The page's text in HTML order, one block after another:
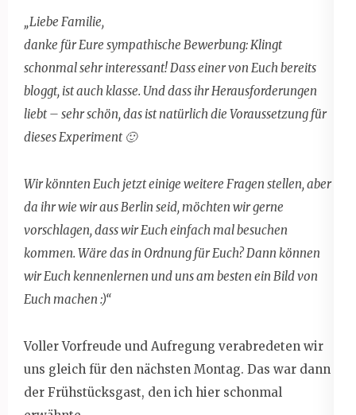
„Liebe Familie,
danke für Eure sympathische Bewerbung: Klingt
schonmal sehr interessant! Dass einer von Euch bereits
bloggt, ist auch klasse. Und dass ihr Herausforderungen
liebt – sehr schön, das ist natürlich die Voraussetzung für
dieses Experiment 🙂
Wir könnten Euch jetzt einige weitere Fragen stellen, aber
da ihr wie wir aus Berlin seid, möchten wir gerne
vorschlagen, dass wir Euch einfach mal besuchen
kommen. Wäre das in Ordnung für Euch? Dann können
wir Euch kennenlernen und uns am besten ein Bild von
Euch machen :)“
Voller Vorfreude und Aufregung verabredeten wir
uns gleich für den nächsten Montag. Das war dann
der Frühstücksgast, den ich hier schonmal